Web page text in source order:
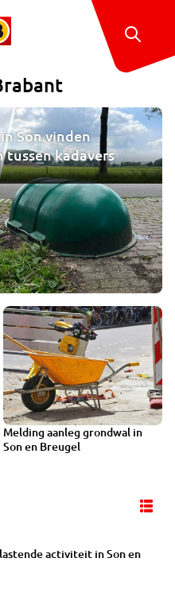
Son vinden
tussen kadavers
Melding aanleg grondwal in
Son en Breugel
activiteit in Son en